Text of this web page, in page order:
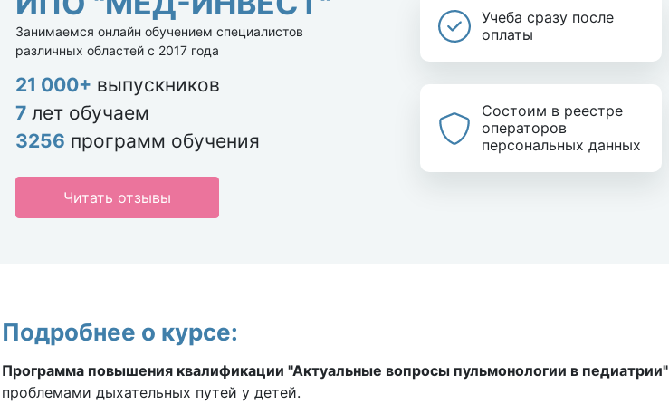
Занимаемся онлайн обучением специалистов
различных областей с 2017 года
21 000+ выпускников
7 лет обучаем
3256 программ обучения
Читать отзывы
Учеба сразу после
оплаты
Состоим в реестре
операторов
персональных данных
Подробнее о курсе:
Программа повышения квалификации "Актуальные вопросы пульмонологии в педиатрии"
проблемами дыхательных путей у детей.